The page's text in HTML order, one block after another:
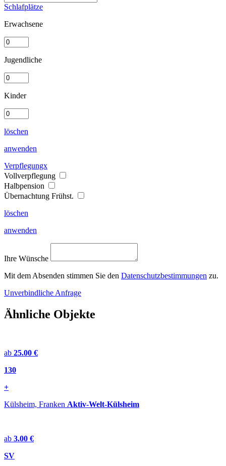
Schlafplätze
Erwachsene
Jugendliche
Kinder
löschen
anwenden
Verpflegungx
Vollverpflegung
Halbpension
Übernachtung Frühst.
löschen
anwenden
Ihre Wünsche
Mit dem Absenden stimmen Sie den Datenschutzbestimmungen zu.
Unverbindliche Anfrage
Ähnliche Objekte
ab 25.00 €
130
+
Külsheim, Franken Aktiv-Welt-Külsheim
ab 3.00 €
SV